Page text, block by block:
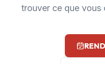
trouver ce que vous